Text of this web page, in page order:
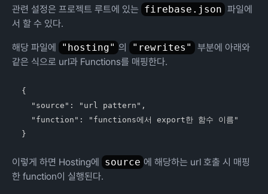
관련 설정은 프로젝트 루트에 있는 firebase.json 파일에
서 할 수 있다.
해당 파일에 "hosting" 의 "rewrites"
부분에 아래와
같은 식으로 url과 Functions를 매핑한다.
{
  "source": "url pattern",
  "function": "functions에서 export한 함수 이름"
이렇게 하면 Hosting에 source 에 해당하는 url 호출 시 매핑
한 function이 실행된다.